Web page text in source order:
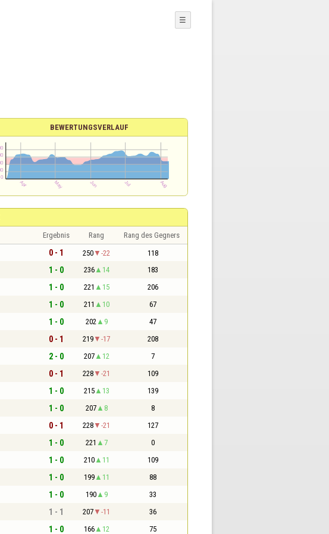
☰
BEWERTUNGSVERLAUF
Ergebnis Rang Rang des Gegners
0 - 1 250 -22 118
1 - 0 236 14 183
1 - 0 221 15 206
1 - 0 211 10 67
1 - 0 202 9 47
0 - 1 219 -17 208
2 - 0 207 12 7
0 - 1 228 -21 109
1 - 0 215 13 139
1 - 0 207 8 8
0 - 1 228 -21 127
1 - 0 221 7 0
1 - 0 210 11 109
1 - 0 199 11 88
1 - 0 190 9 33
1 - 1 207 -11 36
1 - 0 166 12 75